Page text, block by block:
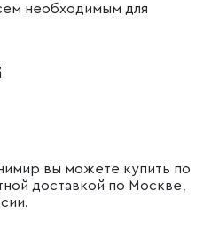
необходимым для
вы можете купить по
доставкой по Москве,